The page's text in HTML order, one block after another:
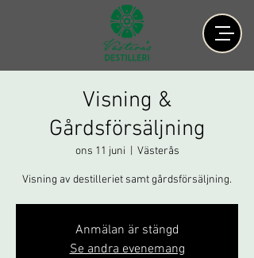
Visning &
Gårdsförsäljning
ons 11 juni Västerås
Visning av destilleriet samt gårdsförsäljning.
Anmälan är stängd
Se andra evenemang